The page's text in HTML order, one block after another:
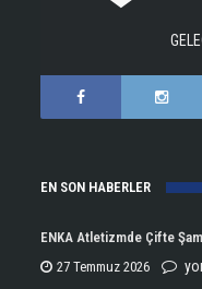
EN SON HABERLER
ENKA Atletizmde Çifte
27 Temmuz 2026